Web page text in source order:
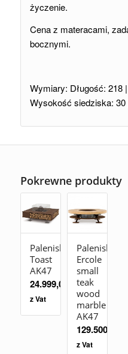
życzenie.
Cena z materacami,
bocznymi.
Wymiary: Długość: 218 |
Wysokość siedziska: 30
Pokrewne produkty
Palenisko
Toast
AK47
24.999,00
z Vat
Palenisko
Ercole
small
teak
wood
marble
AK47
129.500,00
z Vat